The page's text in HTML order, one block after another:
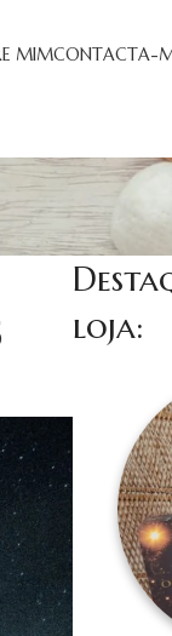
MIMCONTACTA-
loja: